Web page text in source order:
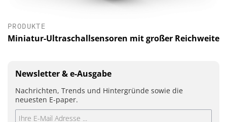
PRODUKTE
Miniatur-Ultraschallsensoren mit großer Reichweite
Newsletter & e-Ausgabe
Nachrichten, Trends und Hintergründe sowie die
neuesten E-paper.